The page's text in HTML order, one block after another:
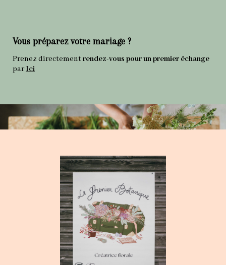
Vous préparez votre mariage ?
Prenez directementrendez-vous pour un premier échange
parIci